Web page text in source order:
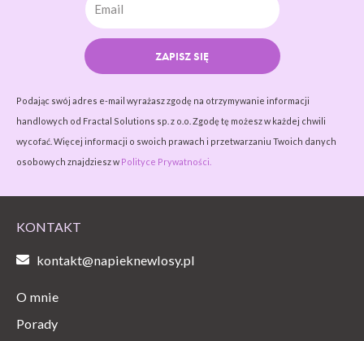
ZAPISZ SIĘ
Podając swój adres e-mail wyrażasz zgodę na otrzymywanie informacji
handlowych od Fractal Solutions sp. z o.o. Zgodę tę możesz w każdej chwili
wycofać. Więcej informacji o swoich prawach i przetwarzaniu Twoich danych
osobowych znajdziesz w Polityce Prywatności.
KONTAKT
kontakt@napieknewlosy.pl
O mnie
Porady